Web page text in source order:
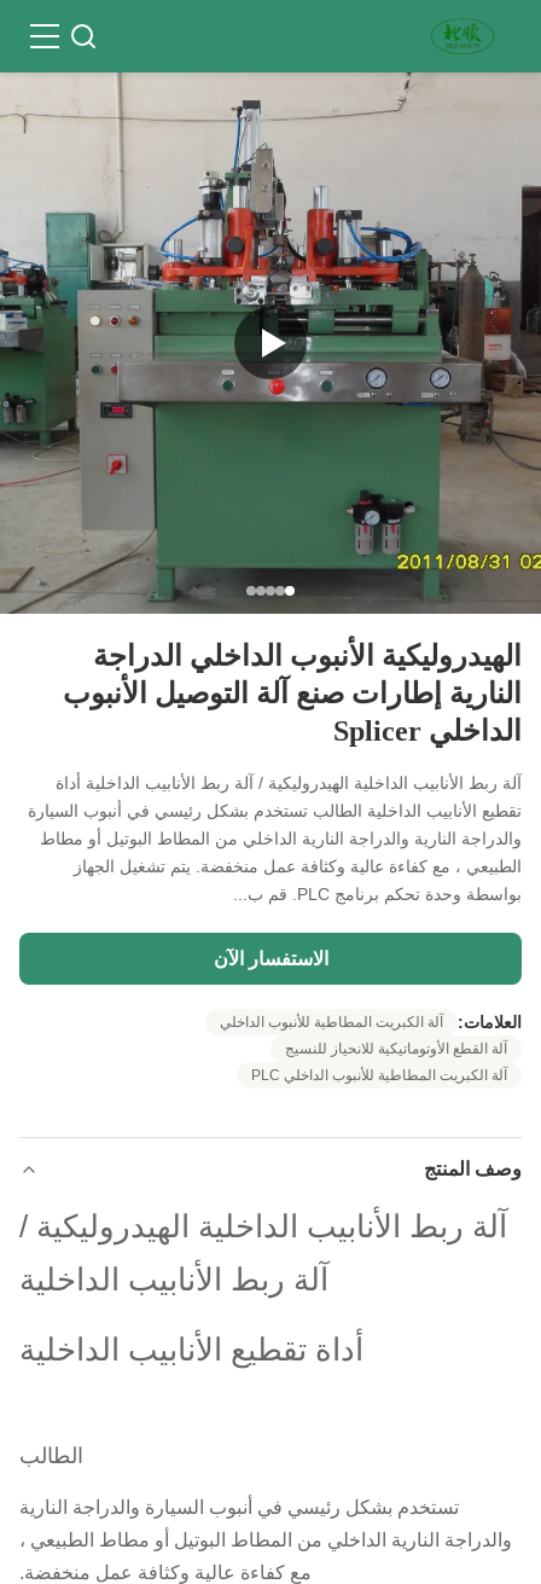
الهيدروليكية الأنبوب الداخلي الدراجة
النارية إطارات صنع آلة التوصيل الأنبوب
الداخلي Splicer
آلة ربط الأنابيب الداخلية الهيدروليكية / آلة ربط الأنابيب الداخلية أداة
تقطيع الأنابيب الداخلية الطالب تستخدم بشكل رئيسي في أنبوب السيارة
والدراجة النارية والدراجة النارية الداخلي من المطاط البوتيل أو مطاط
الطبيعي ، مع كفاءة عالية وكثافة عمل منخفضة. يتم تشغيل الجهاز
بواسطة وحدة تحكم برنامج PLC. قم ب...
الاستفسار الآن
العلامات:
آلة الكبريت المطاطية للأنبوب الداخلي
آلة القطع الأوتوماتيكية للانحياز للنسيج
آلة الكبريت المطاطية للأنبوب الداخلي PLC
وصف المنتج
آلة ربط الأنابيب الداخلية الهيدروليكية /
آلة ربط الأنابيب الداخلية
أداة تقطيع الأنابيب الداخلية
الطالب
تستخدم بشكل رئيسي في أنبوب السيارة والدراجة النارية
والدراجة النارية الداخلي من المطاط البوتيل أو مطاط الطبيعي ،
مع كفاءة عالية وكثافة عمل منخفضة.